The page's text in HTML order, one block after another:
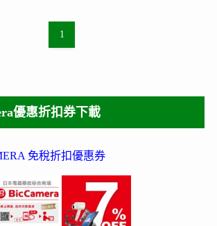
1
優惠折扣券下載
免稅折扣優惠券